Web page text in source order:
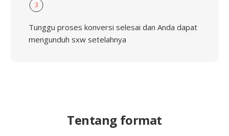
3
Tunggu proses konversi selesai dan Anda dapat
mengunduh sxw setelahnya
Tentang format